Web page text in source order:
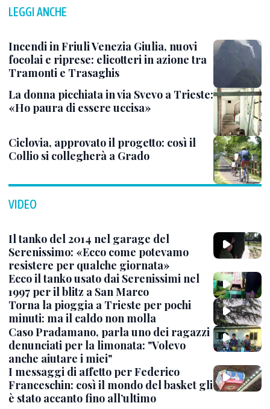
LEGGI ANCHE
Incendi in Friuli Venezia Giulia, nuovi
focolai e riprese: elicotteri in azione tra
Tramonti e Trasaghis
La donna picchiata in via Svevo a Trieste:
«Ho paura di essere uccisa»
Ciclovia, approvato il progetto: così il
Collio si collegherà a Grado
VIDEO
Il tanko del 2014 nel garage del
Serenissimo: «Ecco come potevamo
resistere per qualche giornata»
Ecco il tanko usato dai Serenissimi nel
1997 per il blitz a San Marco
Torna la pioggia a Trieste per pochi
minuti: ma il caldo non molla
Caso Pradamano, parla uno dei ragazzi
denunciati per la limonata: "Volevo
anche aiutare i miei"
I messaggi di affetto per Federico
Franceschin: così il mondo del basket gli
è stato accanto fino all’ultimo